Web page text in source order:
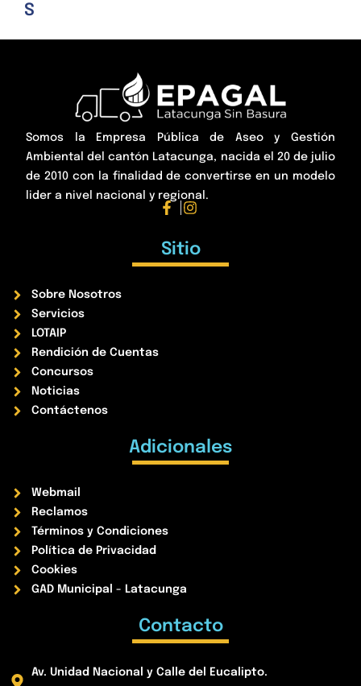
S
Somos la Empresa Pública de Aseo y Gestión
Ambiental del cantón Latacunga, nacida el 20 de julio
de 2010 con la finalidad de convertirse en un modelo
lider a nivel nacional y regional.
Sitio
Sobre Nosotros
Servicios
LOTAIP
Rendición de Cuentas
Concursos
Noticias
Contáctenos
Adicionales
Webmail
Reclamos
Términos y Condiciones
Política de Privacidad
Cookies
GAD Municipal - Latacunga
Contacto
Av. Unidad Nacional y Calle del Eucalipto.